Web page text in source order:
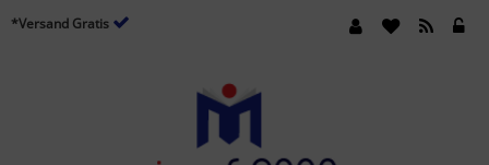
*Versand Gratis